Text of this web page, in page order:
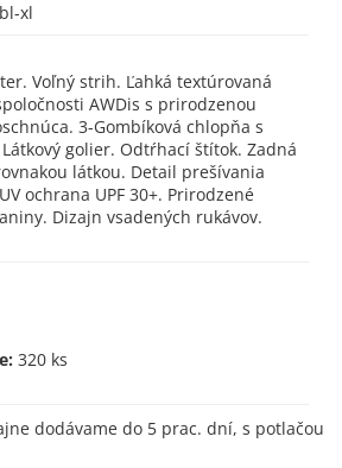
xl
Voľný strih. Ľahká textúrovaná
AWDis s prirodzenou
3-Gombíková chlopňa s
golier. Odtŕhací štítok. Zadná
látkou. Detail prešívania
ochrana UPF 30+. Prirodzené
Dizajn vsadených rukávov.
320 ks